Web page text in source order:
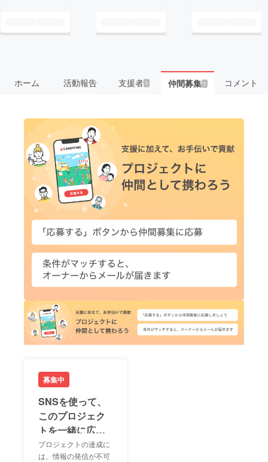
ホーム 活動報告 支援者 1 仲間募集 1 コメント
募集中
SNSを使って、
このプロジェク
トを一緒に広め
ましょう！
プロジェクトの達成に
は、情報の発信が不可